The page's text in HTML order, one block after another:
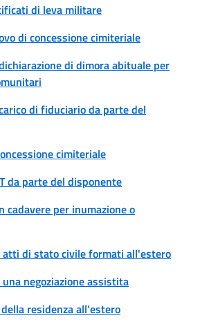
di leva militare
di concessione cimiteriale
di dimora abituale per
di fiduciario da parte del
cimiteriale
da parte del disponente
cadavere per inumazione o
atti di stato civile formati all'estero
negoziazione assistita
residenza all'estero